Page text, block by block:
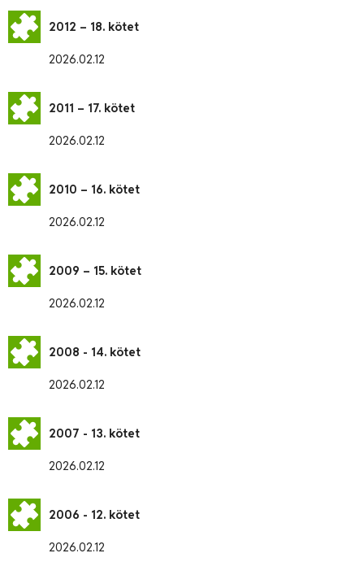
2012 – 18. kötet
2026.02.12
2011 – 17. kötet
2026.02.12
2010 – 16. kötet
2026.02.12
2009 – 15. kötet
2026.02.12
2008 - 14. kötet
2026.02.12
2007 - 13. kötet
2026.02.12
2006 - 12. kötet
2026.02.12